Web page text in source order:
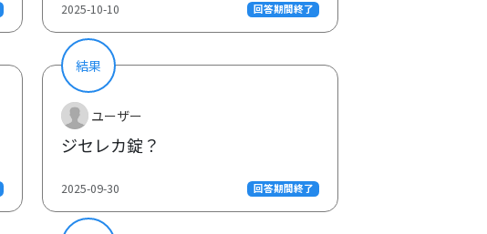
2025-10-10 回答期間終了
結果
ユーザー
ジセレカ錠？
2025-09-30 回答期間終了